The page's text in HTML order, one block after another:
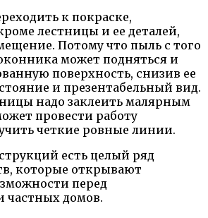
к покраске,
лестницы и ее деталей,
Потому что пыль с того
может подняться и
поверхность, снизив ее
и презентабельный вид.
надо заклеить малярным
провести работу
четкие ровные линии.
есть целый ряд
которые открывают
перед
частных домов.